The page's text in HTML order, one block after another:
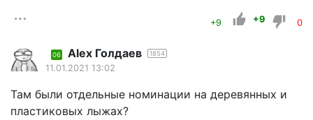
+9 +9 0
06 Alex Голдаев 1854
11.01.2021 13:02
Там были отдельные номинации на деревянных и
пластиковых лыжах?